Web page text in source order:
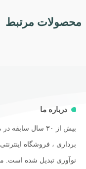
محصولات مرتبط
درباره ما
بیش از ۳۰ سال
برداری ، فروشگاه
نوآوری تبدیل شده است.